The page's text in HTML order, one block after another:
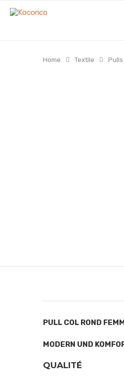
Home Textile Pulls
PULL COL ROND
MODERN UND
QUALITÉ